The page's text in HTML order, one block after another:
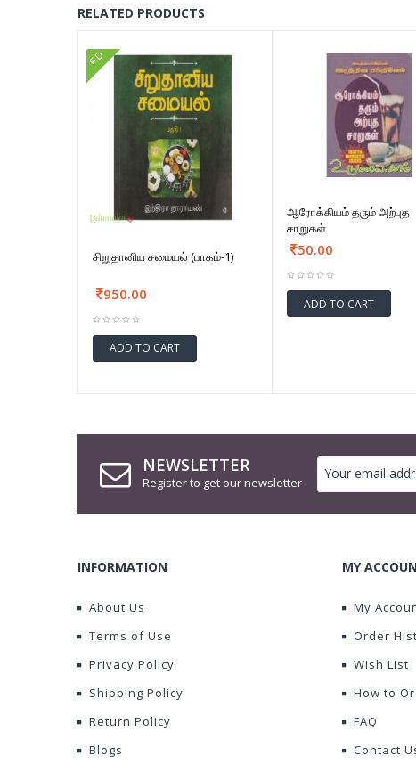
RELATED PRODUCTS
FD
சிறுதானிய சமையல் (பாகம்-1)
950.00
ADD TO CART
ஆரோக்கியம் தரும் அற்புத
சாறுகள்
50.00
ADD TO CART
NEWSLETTER
Register to get our newsletter
INFORMATION
About Us
Terms of Use
Privacy Policy
Shipping Policy
Return Policy
Blogs
MY
My
Order
Wish List
How to
FAQ
Contact